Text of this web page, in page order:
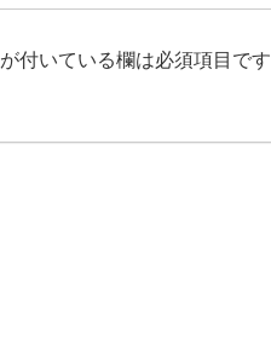
が付いている欄は必須項目です